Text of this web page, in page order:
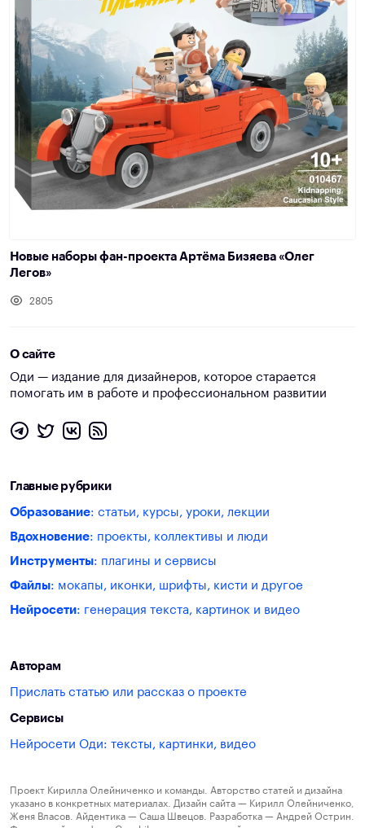
Новые наборы фан-проекта Артёма Бизяева «Олег
Легов»
2805
О сайте
Оди — издание для дизайнеров, которое старается
помогать им в работе и профессиональном развитии
Главные рубрики
Образование: статьи, курсы, уроки, лекции
Вдохновение: проекты, коллективы и люди
Инструменты: плагины и сервисы
Файлы: мокапы, иконки, шрифты, кисти и другое
Нейросети: генерация текста, картинок и видео
Авторам
Прислать статью или рассказ о проекте
Сервисы
Нейросети Оди: тексты, картинки, видео
Проект Кирилла Олейниченко и команды. Авторство статей и дизайна
указано в конкретных материалах. Дизайн сайта — Кирилл Олейниченко,
Женя Власов. Айдентика — Саша Швецов. Разработка — Андрей Острин.